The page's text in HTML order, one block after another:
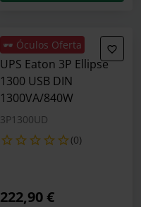
🕶️ Óculos Oferta
UPS Eaton 3P Ellipse
1300 USB DIN
1300VA/840W
3P1300UD
(0)
222,90 €